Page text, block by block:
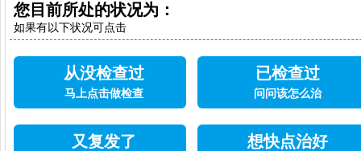
您目前所处的状况为：
如果有以下状况可点击
从没检查过
马上点击做检查
已检查过
问问该怎么治
又复发了 想快点治好